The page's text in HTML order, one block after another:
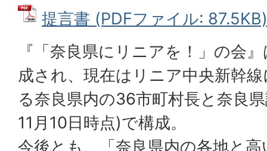
提言書 (PDFファイル: 87.5KB)
『「奈良県にリニアを！」の会
成され、現在はリニア中央新幹
る奈良県内の36市町村長と奈良
11月10日時点)で構成。
今後とも、「奈良県内の各地と